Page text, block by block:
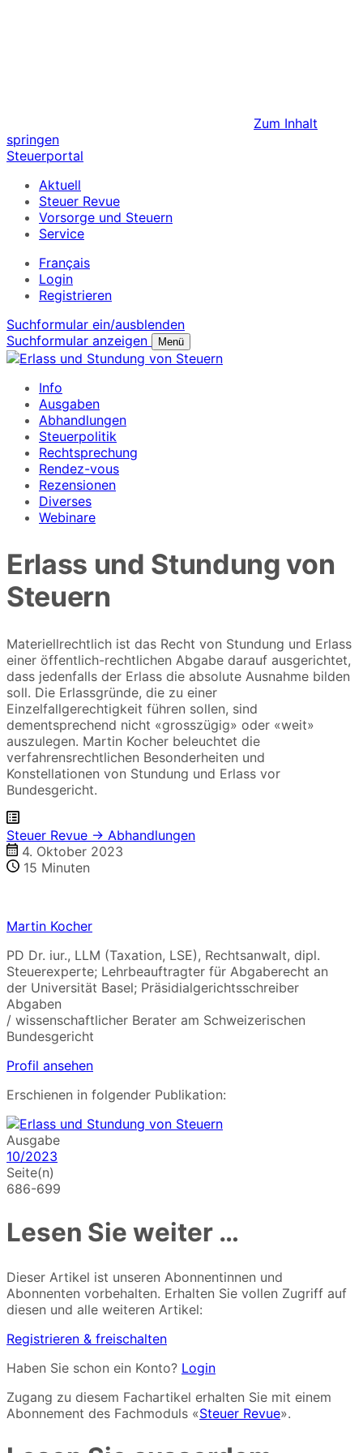
Zum Inhalt
springen
Steuerportal
Aktuell
Steuer Revue
Vorsorge und Steuern
Service
Français
Login
Registrieren
Suchformular ein/ausblenden
Suchformular anzeigen
Menü
Info
Ausgaben
Abhandlungen
Steuerpolitik
Rechtsprechung
Rendez-vous
Rezensionen
Diverses
Webinare
Erlass und Stundung von
Steuern
Materiellrechtlich ist das Recht von Stundung und Erlass
einer öffentlich-rechtlichen Abgabe darauf ausgerichtet,
dass jedenfalls der Erlass die absolute Ausnahme bilden
soll. Die Erlassgründe, die zu einer
Einzelfallgerechtigkeit führen sollen, sind
dementsprechend nicht «grosszügig» oder «weit»
auszulegen. Martin Kocher beleuchtet die
verfahrensrechtlichen Besonderheiten und
Konstellationen von Stundung und Erlass vor
Bundesgericht.
Steuer Revue → Abhandlungen
4. Oktober 2023
15 Minuten
Martin Kocher
PD Dr. iur., LLM (Taxation, LSE), Rechtsanwalt, dipl.
Steuerexperte; Lehrbeauftragter für Abgaberecht an
der Universität Basel; Präsidialgerichtsschreiber
Abgaben
/ wissenschaftlicher Berater am Schweizerischen
Bundesgericht
Profil ansehen
Erschienen in folgender Publikation:
Ausgabe
10/2023
Seite(n)
686-699
Lesen Sie weiter …
Dieser Artikel ist unseren Abonnentinnen und
Abonnenten vorbehalten. Erhalten Sie vollen Zugriff auf
diesen und alle weiteren Artikel:
Registrieren & freischalten
Haben Sie schon ein Konto? Login
Zugang zu diesem Fachartikel erhalten Sie mit einem
Abonnement des Fachmoduls «Steuer Revue».